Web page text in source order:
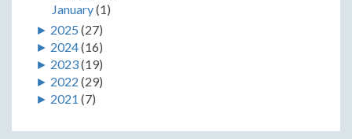
January(1)
► 2025 (27)
► 2024(16)
► 2023(19)
► 2022 (29)
► 2021 (7)